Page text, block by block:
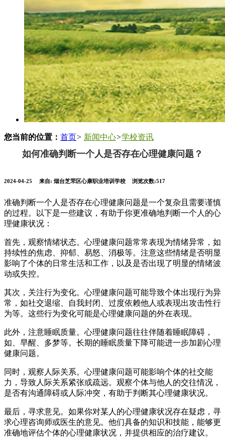
您当前的位置： 首页> 新闻中心>学校资讯
如何准确判断一个人是否存在心理健康问题？
2024-04-25 来自: 烟台芝罘区心康职业培训学校 浏览次数:517
准确判断一个人是否存在心理健康问题是一个复杂且需要谨慎
的过程。以下是一些建议，有助于你更准确地判断一个人的心
理健康状况：
首先，观察情绪状态。心理健康问题常常表现为情绪异常，如
持续性的焦虑、抑郁、易怒、消极等。注意这些情绪是否明显
影响了个体的日常生活和工作，以及是否出现了明显的情绪波
动或失控。
其次，关注行为变化。心理健康问题可能导致个体出现行为异
常，如社交退缩、自我封闭、过度依赖他人或表现出攻击性行
为等。这些行为变化可能是心理健康问题的外在表现。
此外，注意睡眠质量。心理健康问题往往伴随着睡眠障碍，
如、早醒、多梦等。长期的睡眠质量下降可能进一步加剧心理
健康问题。
同时，观察人际关系。心理健康问题可能影响个体的社交能
力，导致人际关系紧张或疏远。观察个体与他人的交往情况，
是否有沟通障碍或人际冲突，有助于判断其心理健康状况。
最后，寻求意见。如果你对某人的心理健康状况存在疑虑，寻
求心理咨询师或医生的意见。他们具备的知识和技能，能够更
准确地评估个体的心理健康状况，并提供相应的治疗建议。